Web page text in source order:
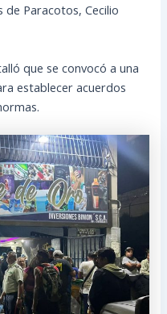
Paracotos, Cecilio
que se convocó a una
establecer acuerdos